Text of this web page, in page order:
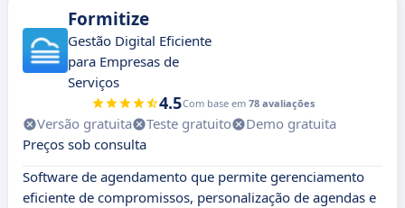
Formitize
Gestão Digital Eficiente
para Empresas de
Serviços
4.5Com base em 78 avaliações
Versão gratuita Teste gratuito
Demo gratuita
Preços sob consulta
Software de agendamento que permite gerenciamento
eficiente de compromissos, personalização de agendas e